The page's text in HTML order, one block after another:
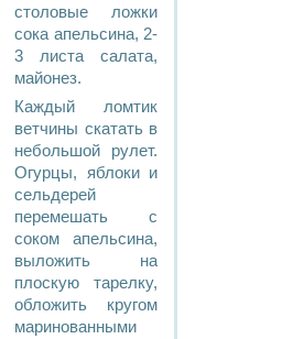
столовые ложки
сока апельсина, 2-
3 листа салата,
майонез.
Каждый ломтик
ветчины скатать в
небольшой рулет.
Огурцы, яблоки и
сельдерей
перемешать с
соком апельсина,
выложить на
плоскую тарелку,
обложить кругом
маринованными